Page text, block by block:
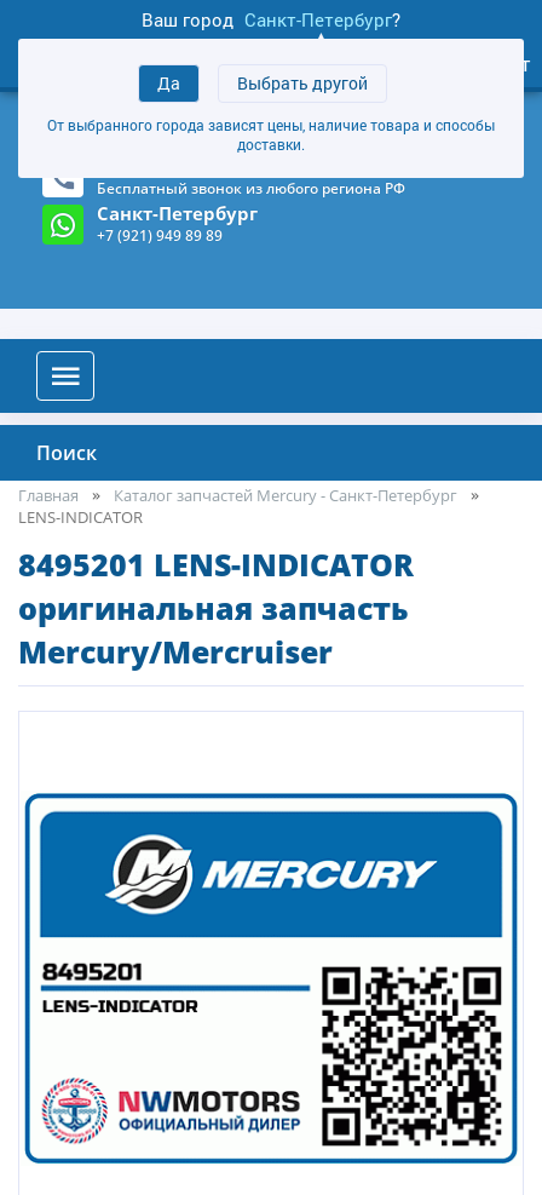
Ваш город Санкт-Петербург?
Да Выбрать другой
От выбранного города зависят цены, наличие товара и способы
доставки.
товаров
Личный кабинет
+7 (921) 949 89 89
Магазин и склад в Санкт-Петербурге (Карта)
Бесплатный звонок из любого региона РФ
Санкт-Петербург
+7 (921) 949 89 89
Поиск
Главная
Каталог запчастей Mercury - Санкт-Петербург
LENS-INDICATOR
8495201 LENS-INDICATOR
оригинальная запчасть
Mercury/Mercruiser